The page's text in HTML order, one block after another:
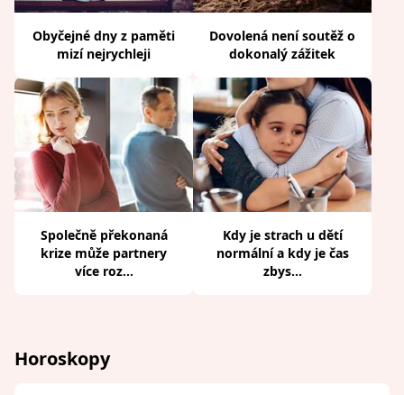
Obyčejné dny z paměti
mizí nejrychleji
Dovolená není soutěž o
dokonalý zážitek
Společně překonaná
krize může partnery
více roz...
Kdy je strach u dětí
normální a kdy je čas
zbys...
Horoskopy